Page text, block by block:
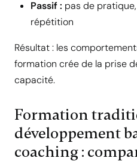
Passif : pas de
répétition
Résultat : les
formation crée de la prise
capacité.
Formation
développement
coaching :